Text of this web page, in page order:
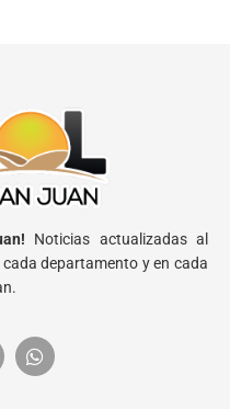
Noticias actualizadas al
departamento y en cada